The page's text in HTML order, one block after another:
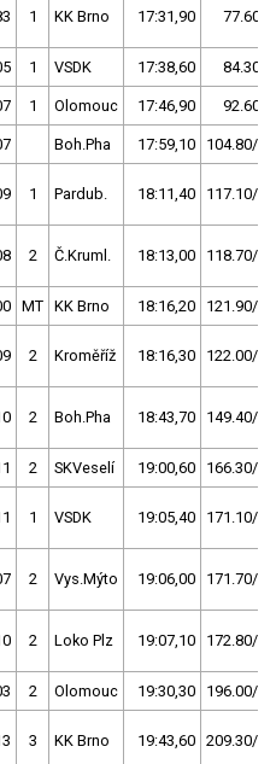
1 KK Brno 17:31,90 77.60/
1 VSDK 17:38,60 84.30/
1 Olomouc 17:46,90 92.60/
Boh.Pha 17:59,10 104.80/
1 Pardub. 18:11,40 117.10/
2 Č.Kruml. 18:13,00 118.70/
MT KK Brno 18:16,20 121.90/
2 Kroměříž 18:16,30 122.00/
2 Boh.Pha 18:43,70 149.40/
2 SKVeselí 19:00,60 166.30/
1 VSDK 19:05,40 171.10/
2 Vys.Mýto 19:06,00 171.70/
2 Loko Plz 19:07,10 172.80/
2 Olomouc 19:30,30 196.00/
3 KK Brno 19:43,60 209.30/